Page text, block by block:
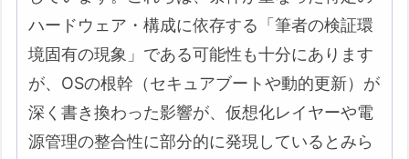
ハードウェア・構成に依存する「筆者の検証環
境固有の現象」である可能性も十分にあります
が、OSの根幹（セキュアブートや動的更新）が
深く書き換わった影響が、仮想化レイヤーや電
源管理の整合性に部分的に発現しているとみら